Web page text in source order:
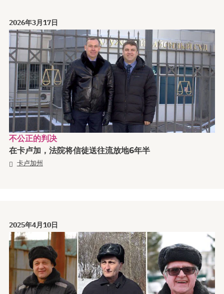
2026年3月17日
不公正的判决
在卡卢加，法院将信徒送往流放地6年半
卡卢加州
2025年4月10日